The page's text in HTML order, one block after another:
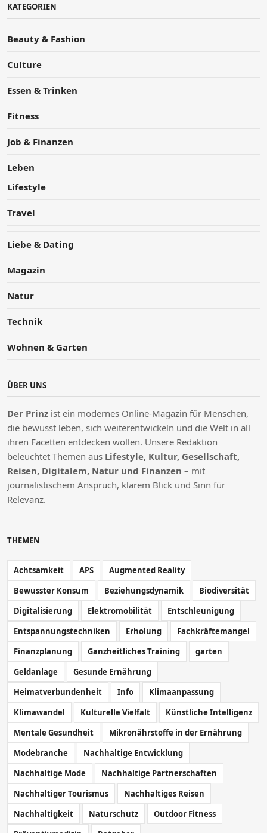
KATEGORIEN
Beauty & Fashion
Culture
Essen & Trinken
Fitness
Job & Finanzen
Leben
Lifestyle
Travel
Liebe & Dating
Magazin
Natur
Technik
Wohnen & Garten
ÜBER UNS
Der Prinz ist ein modernes Online-Magazin für Menschen,
die bewusst leben, sich weiterentwickeln und die Welt in all
ihren Facetten entdecken wollen. Unsere Redaktion
beleuchtet Themen aus Lifestyle, Kultur, Gesellschaft,
Reisen, Digitalem, Natur und Finanzen – mit
journalistischem Anspruch, klarem Blick und Sinn für
Relevanz.
THEMEN
Achtsamkeit APS
Augmented Reality
Bewusster Konsum
Beziehungsdynamik
Biodiversität
Digitalisierung
Elektromobilität
Entschleunigung
Entspannungstechniken
Erholung
Fachkräftemangel
Finanzplanung
Ganzheitliches Training
garten
Geldanlage
Gesunde Ernährung
Heimatverbundenheit
Info
Klimaanpassung
Klimawandel
Kulturelle Vielfalt
Künstliche Intelligenz
Mentale Gesundheit
Mikronährstoffe in der Ernährung
Modebranche
Nachhaltige Entwicklung
Nachhaltige Mode
Nachhaltige Partnerschaften
Nachhaltiger Tourismus
Nachhaltiges Reisen
Nachhaltigkeit
Naturschutz
Outdoor Fitness